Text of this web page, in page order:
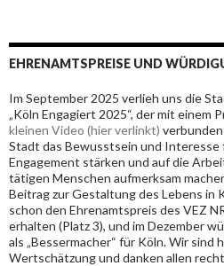
EHRENAMTSPREISE UND
Im September 2025 verlieh uns die
„Köln Engagiert 2025“, der mit einem
kleinen Video (hier verlinkt)
Stadt das Bewusstsein und
Engagement stärken und auf die
tätigen Menschen aufmerksam
Beitrag zur Gestaltung des Lebens in
schon den Ehrenamtspreis des VEZ
erhalten (Platz 3), und im Dezember
als „Bessermacher“ für Köln. Wir
Wertschätzung und danken allen